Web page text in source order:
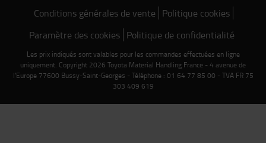
Conditions générales de vente Politique cookies
Paramètre des cookies Politique de confidentialité
Les prix indiqués sont valables pour les commandes effectuées en ligne
uniquement. Copyright 2026 Toyota Material Handling France - 4 avenue de
l'Europe 77600 Bussy-Saint-Georges - Téléphone : 01 64 77 85 00 - TVA FR 75
303 409 619